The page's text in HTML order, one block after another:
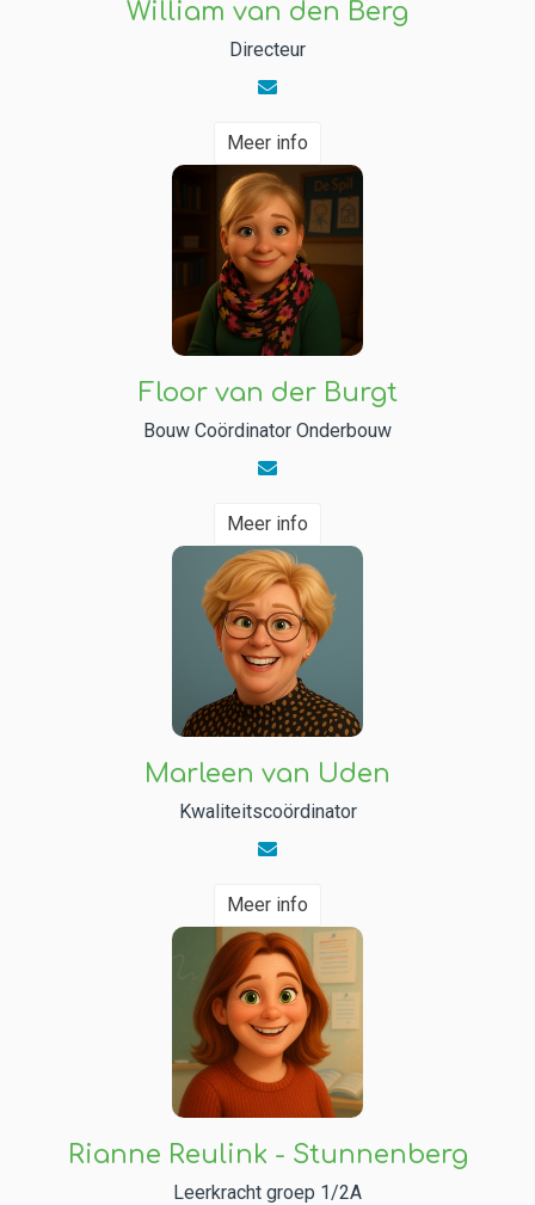
William van den Berg
Directeur
Meer info
Floor van der Burgt
Bouw Coördinator Onderbouw
Meer info
Marleen van Uden
Kwaliteitscoördinator
Meer info
Rianne Reulink - Stunnenberg
Leerkracht groep 1/2A